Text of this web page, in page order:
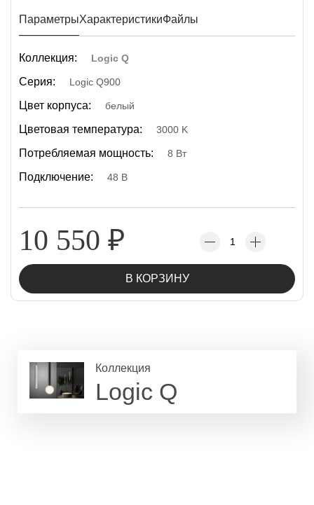
ПараметрыХарактеристикиФайлы
Коллекция: Logic Q
Серия: Logic Q900
Цвет корпуса: белый
Цветовая температура: 3000 K
Потребляемая мощность: 8 Вт
Подключение: 48 В
10 550 ₽
В КОРЗИНУ
Коллекция
Logic Q